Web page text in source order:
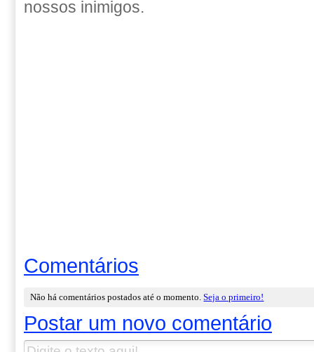
nossos inimigos.
Comentários
Não há comentários postados até o momento.Seja o primeiro!
Postar um novo comentário